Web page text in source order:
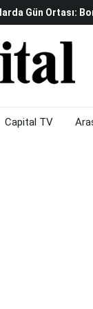
Gün Ortası:
Eşya Sektöründe
Altın Güne Nasıl
Piyasalarda
Gün Ortası:
Capital TV